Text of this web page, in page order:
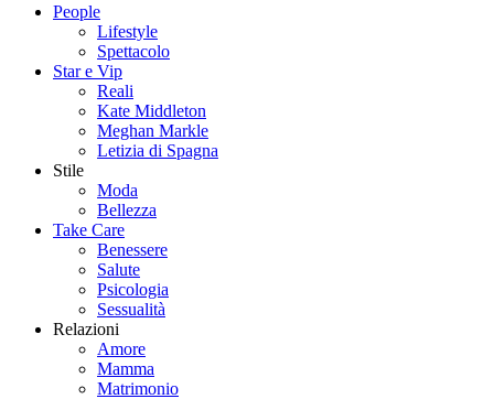
People
Lifestyle
Spettacolo
Star e Vip
Reali
Kate Middleton
Meghan Markle
Letizia di Spagna
Stile
Moda
Bellezza
Take Care
Benessere
Salute
Psicologia
Sessualità
Relazioni
Amore
Mamma
Matrimonio